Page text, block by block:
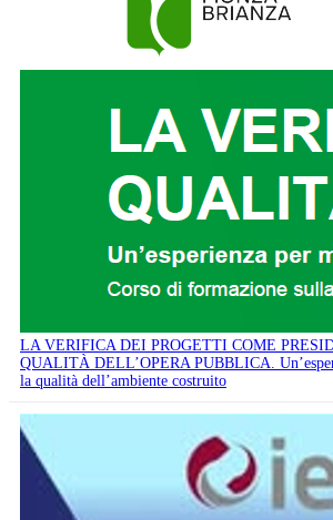
LA VERIFICA DEI PROGETTI COME
QUALITÀ DELL’OPERA PUBBLICA.
la qualità dell’ambiente costruito